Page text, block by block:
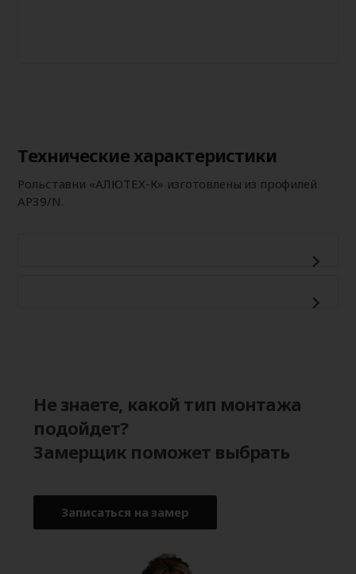
Технические характеристики
Рольставни «АЛЮТЕХ-К» изготовлены из профилей
AP39/N.
Не знаете, какой тип монтажа
подойдет?
Замерщик поможет выбрать
Записаться на замер